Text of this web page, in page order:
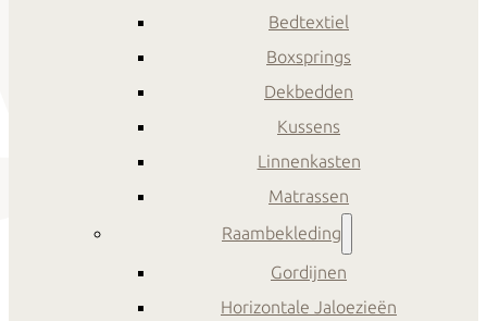
Bedtextiel
Boxsprings
Dekbedden
Kussens
Linnenkasten
Matrassen
Raambekleding
Gordijnen
Horizontale Jaloezieën